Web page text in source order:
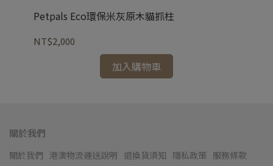
Petpals Eco環保米灰原木貓抓柱
NT$2,000
加入購物車
關於我們
關於我們 港澳物流運送說明 退換貨須知 隱私政策 服務條款